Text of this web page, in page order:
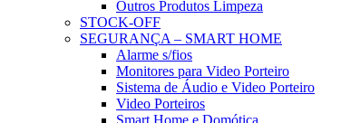
Outros Produtos Limpeza
STOCK-OFF
SEGURANÇA – SMART HOME
Alarme s/fios
Monitores para Video Porteiro
Sistema de Áudio e Video Porteiro
Video Porteiros
Smart Home e Domótica